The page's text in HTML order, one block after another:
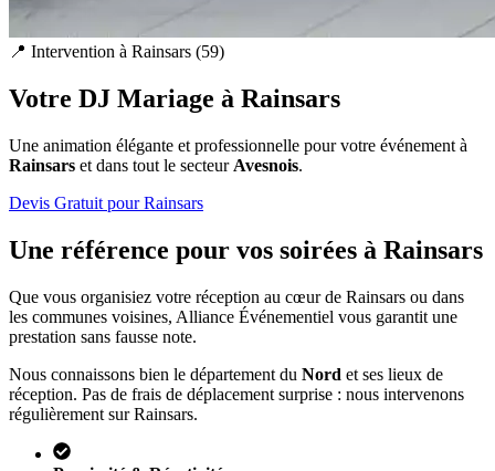
📍 Intervention à Rainsars (59)
Votre DJ Mariage à Rainsars
Une animation élégante et professionnelle pour votre événement à
Rainsars et dans tout le secteur Avesnois.
Devis Gratuit pourRainsars
Une référence pour vos soirées à Rainsars
Que vous organisiez votre réception au cœur de Rainsars ou dans
les communes voisines, Alliance Événementiel vous garantit une
prestation sans fausse note.
Nous connaissons bien le département du Nord et ses lieux de
réception. Pas de frais de déplacement surprise : nous intervenons
régulièrement surRainsars.